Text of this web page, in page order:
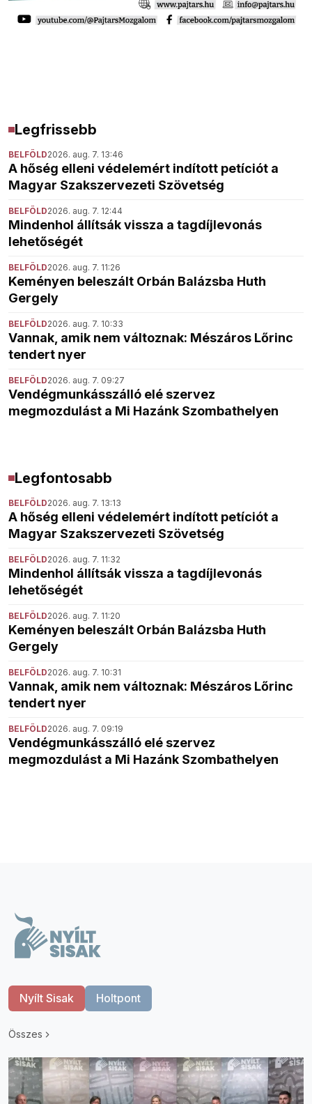
Legfrissebb
BELFÖLD2026. aug. 7. 13:46
A hőség elleni védelemért indított petíciót a
Magyar Szakszervezeti Szövetség
BELFÖLD2026. aug. 7. 12:44
Mindenhol állítsák vissza a tagdíjlevonás
lehetőségét
BELFÖLD2026. aug. 7. 11:26
Keményen beleszált Orbán Balázsba Huth
Gergely
BELFÖLD2026. aug. 7. 10:33
Vannak, amik nem változnak: Mészáros Lőrinc
tendert nyer
BELFÖLD2026. aug. 7. 09:27
Vendégmunkásszálló elé szervez
megmozdulást a Mi Hazánk Szombathelyen
Legfontosabb
BELFÖLD2026. aug. 7. 13:13
A hőség elleni védelemért indított petíciót a
Magyar Szakszervezeti Szövetség
BELFÖLD2026. aug. 7. 11:32
Mindenhol állítsák vissza a tagdíjlevonás
lehetőségét
BELFÖLD2026. aug. 7. 11:20
Keményen beleszált Orbán Balázsba Huth
Gergely
BELFÖLD2026. aug. 7. 10:31
Vannak, amik nem változnak: Mészáros Lőrinc
tendert nyer
BELFÖLD2026. aug. 7. 09:19
Vendégmunkásszálló elé szervez
megmozdulást a Mi Hazánk Szombathelyen
Nyílt Sisak Holtpont
Összes